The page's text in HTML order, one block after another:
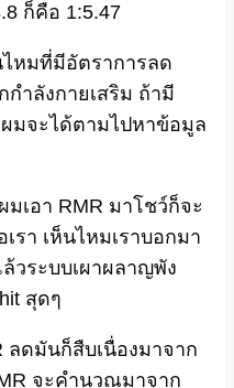
ก็คือ 1:5.47
หมที่มีอัตราการลด
ำลังกายเสริม ถ้ามี
มจะได้ตามไปหาข้อมูล
เอา RMR มาโชว์ก็จะ
รา เห็นไหมเราบอกมา
วระบบเผาผลาญพัง
สุดๆ
ลดมันก็สืบเนื่องมาจาก
จะคำนวณมาจาก